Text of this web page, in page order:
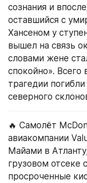
сознания и
оставшийся с
Хансеном у
вышел на связь
словами жене
спокойно». Всего
трагедии
северного
🔥 Самолёт
авиакомпании
Майами в
грузовом отсеке
просроченные